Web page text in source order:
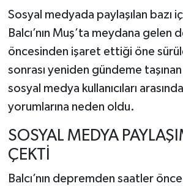
Sosyal medyada paylaşılan bazı
Balcı’nın Muş’ta meydana gelen
öncesinden işaret ettiği öne
sonrası yeniden gündeme taşınan
sosyal medya kullanıcıları
yorumlarına neden oldu.
SOSYAL MEDYA
ÇEKTİ
Balcı’nın depremden saatler önce